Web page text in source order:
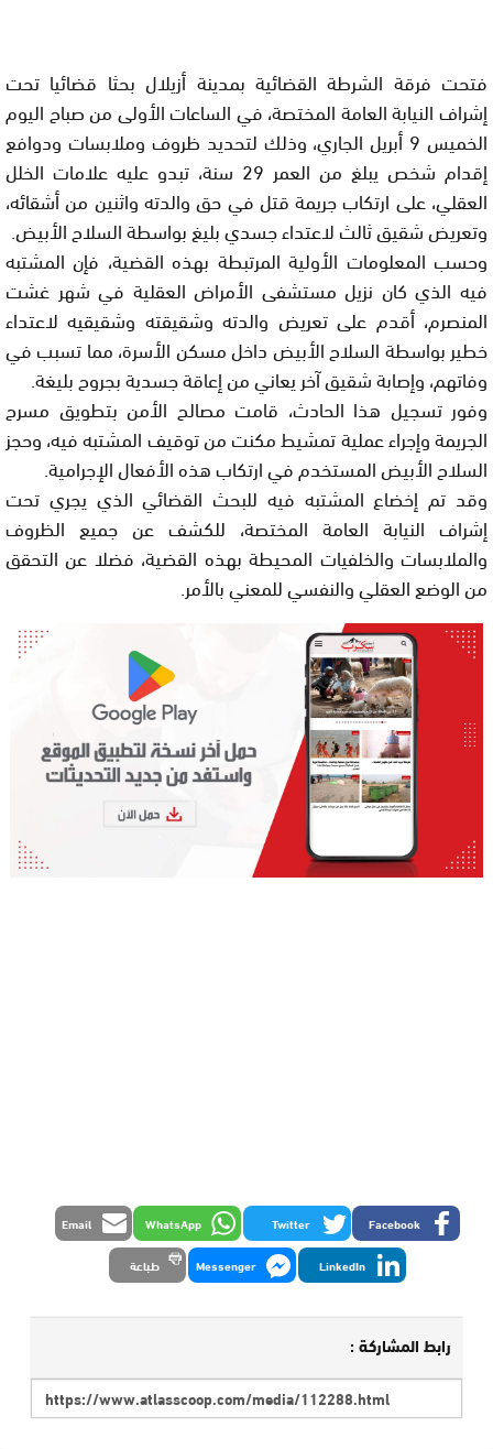
فتحت فرقة الشرطة القضائية بمدينة أزيلال بحثا قضائيا تحت
إشراف النيابة العامة المختصة، في الساعات الأولى من صباح اليوم
الخميس 9 أبريل الجاري، وذلك لتحديد ظروف وملابسات ودوافع
إقدام شخص يبلغ من العمر 29 سنة، تبدو عليه علامات الخلل
العقلي، على ارتكاب جريمة قتل في حق والدته واثنين من أشقائه،
وتعريض شقيق ثالث لاعتداء جسدي بليغ بواسطة السلاح الأبيض.
وحسب المعلومات الأولية المرتبطة بهذه القضية، فإن المشتبه
فيه الذي كان نزيل مستشفى الأمراض العقلية في شهر غشت
المنصرم، أقدم على تعريض والدته وشقيقته وشقيقيه لاعتداء
خطير بواسطة السلاح الأبيض داخل مسكن الأسرة، مما تسبب في
وفاتهم، وإصابة شقيق آخر يعاني من إعاقة جسدية بجروح بليغة.
وفور تسجيل هذا الحادث، قامت مصالح الأمن بتطويق مسرح
الجريمة وإجراء عملية تمشيط مكنت من توقيف المشتبه فيه، وحجز
السلاح الأبيض المستخدم في ارتكاب هذه الأفعال الإجرامية.
وقد تم إخضاع المشتبه فيه للبحث القضائي الذي يجري تحت
إشراف النيابة العامة المختصة، للكشف عن جميع الظروف
والملابسات والخلفيات المحيطة بهذه القضية، فضلا عن التحقق
من الوضع العقلي والنفسي للمعني بالأمر.
Facebook
Twitter
WhatsApp
Email
LinkedIn
Messenger طباعة
رابط المشاركة :